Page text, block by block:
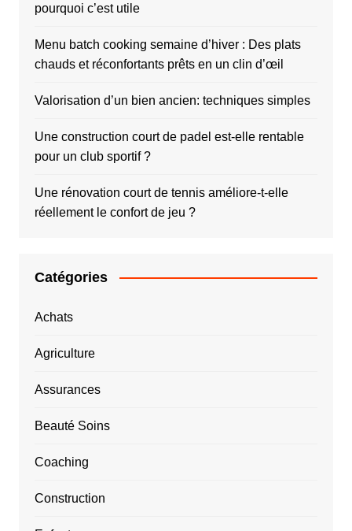
pourquoi c’est utile
Menu batch cooking semaine d’hiver : Des plats
chauds et réconfortants prêts en un clin d’œil
Valorisation d’un bien ancien: techniques simples
Une construction court de padel est-elle rentable
pour un club sportif ?
Une rénovation court de tennis améliore-t-elle
réellement le confort de jeu ?
Catégories
Achats
Agriculture
Assurances
Beauté Soins
Coaching
Construction